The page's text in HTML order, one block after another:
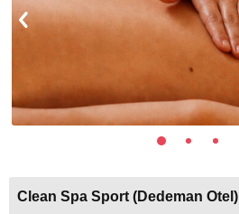
Clean Spa Sport (Dedeman Otel)